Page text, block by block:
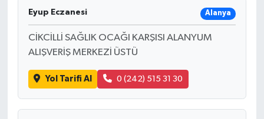
Eyup Eczanesi Alanya
CİKCİLLİ SAĞLIK OCAĞI KARŞISI ALANYUM
ALIŞVERİŞ MERKEZİ ÜSTÜ
Yol Tarifi Al 0 (242) 515 31 30